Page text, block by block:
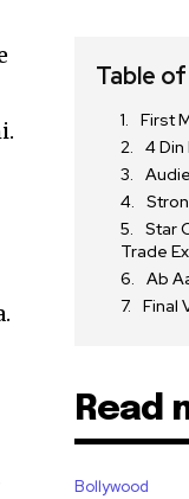
Table
First
4 Din
Star
Trade
Ab
Final
Read
Bollywood